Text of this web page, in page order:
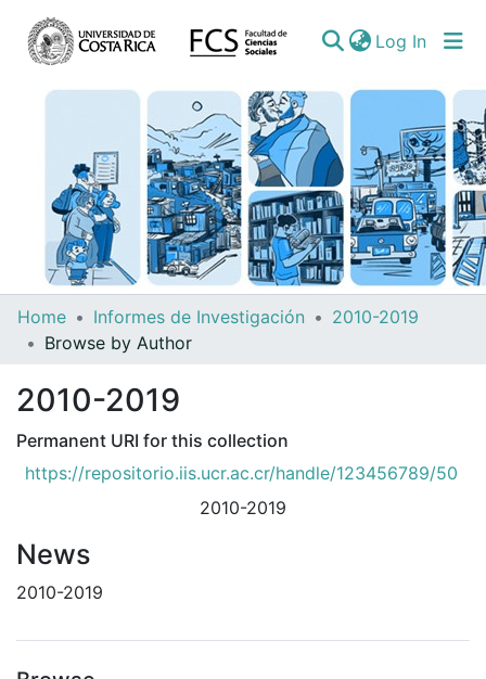
Log In
Communities
All of DSpace
Home Informes de Investigación
2010-2019
Browse by Author
2010-2019
Permanent URI for this collection
https://repositorio.iis.ucr.ac.cr/handle/123456789/50
2010-2019
News
2010-2019